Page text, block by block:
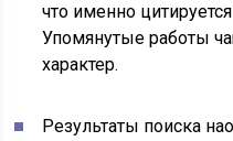
что именно
Упомянутые работы
характер.
Результаты поиска